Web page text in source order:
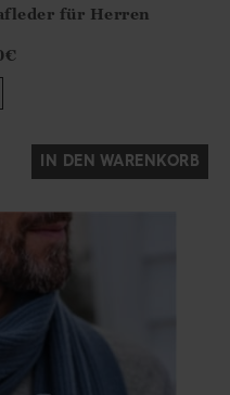
für Herren
€
IN DEN WARENKORB